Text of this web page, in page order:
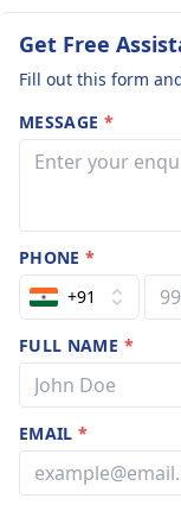
Get Free
Fill out this form
MESSAGE *
PHONE*
+91
FULL NAME *
EMAIL*